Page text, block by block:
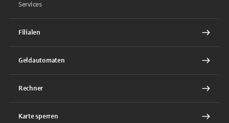
Services
Filialen
Geldautomaten
Rechner
Karte sperren